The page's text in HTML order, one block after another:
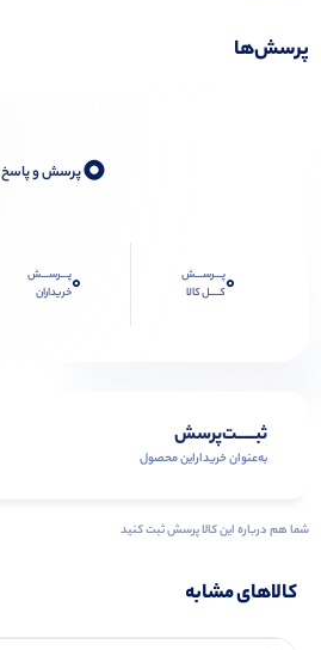
پرسش‌ها
0پرسش و پاسخ
0پـــرســـش
کــــل کالا
0پـــرســـش
خریداران
ثبـــــت‌پرسش
به‌عنوان ‌خریدار‌این‌ محصول
شما هم درباره این کالا پرسش ثبت کنید
کالاهای مشابه